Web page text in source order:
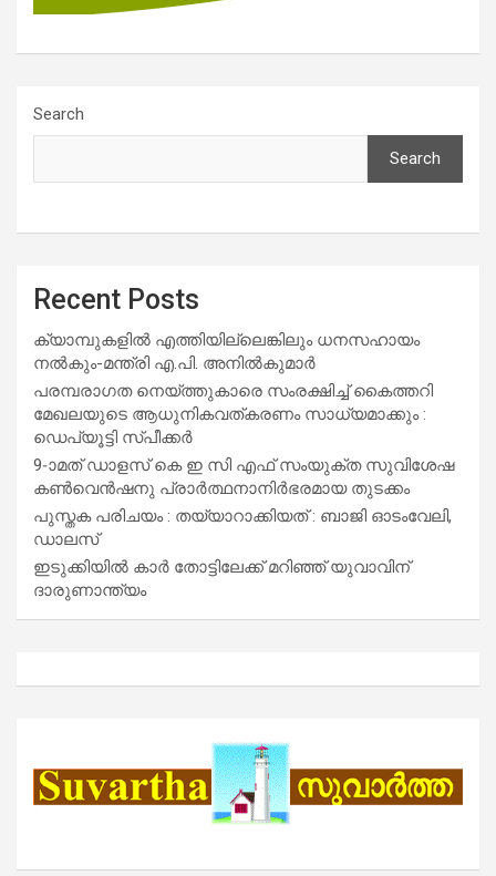
Search
Search
Recent Posts
ക്യാമ്പുകളിൽ എത്തിയില്ലെങ്കിലും ധനസഹായം
നൽകും-മന്ത്രി എ.പി. അനിൽകുമാർ
പരമ്പരാഗത നെയ്ത്തുകാരെ സംരക്ഷിച്ച് കൈത്തറി
മേഖലയുടെ ആധുനികവത്കരണം സാധ്യമാക്കും :
ഡെപ്യൂട്ടി സ്പീക്കർ
9-ാമത് ഡാളസ് കെ ഇ സി എഫ് സംയുക്ത സുവിശേഷ
കൺവെൻഷനു പ്രാർത്ഥനാനിർഭരമായ തുടക്കം
പുസ്തക പരിചയം : തയ്യാറാക്കിയത് : ബാജി ഓടംവേലി,
ഡാലസ്
ഇടുക്കിയിൽ കാർ തോട്ടിലേക്ക് മറിഞ്ഞ് യുവാവിന്
ദാരുണാന്ത്യം